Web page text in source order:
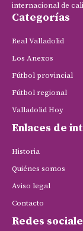
internacional de
Categorías
Real Valladolid
Los Anexos
Fútbol provincial
Fútbol regional
Valladolid Hoy
Enlaces de
Historia
Quiénes somos
Aviso legal
Contacto
Redes